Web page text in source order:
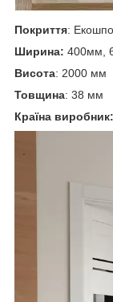
Покриття:
Ширина: 400мм,
Висота: 2000 мм
Товщина: 38 мм
Країна виробник: